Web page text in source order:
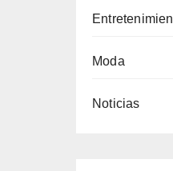
Moda
Noticias